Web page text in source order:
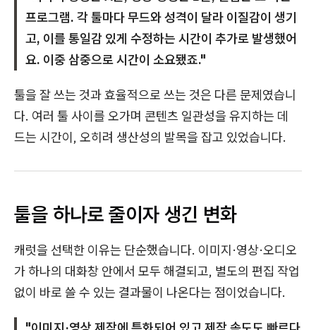
프로그램. 각 툴마다 무드와 성격이 달라 이질감이 생기
고, 이를 통일감 있게 수정하는 시간이 추가로 발생했어
요. 이중 삼중으로 시간이 소요됐죠."
툴을 잘 쓰는 것과 효율적으로 쓰는 것은 다른 문제였습니
다. 여러 툴 사이를 오가며 콘텐츠 일관성을 유지하는 데
드는 시간이, 오히려 생산성의 발목을 잡고 있었습니다.
툴을 하나로 줄이자 생긴 변화
캐럿을 선택한 이유는 단순했습니다. 이미지·영상·오디오
가 하나의 대화창 안에서 모두 해결되고, 별도의 편집 작업
없이 바로 쓸 수 있는 결과물이 나온다는 점이었습니다.